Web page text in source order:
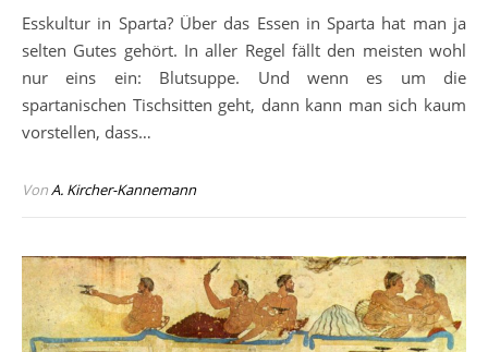
Esskultur in Sparta? Über das Essen in Sparta hat man ja
selten Gutes gehört. In aller Regel fällt den meisten wohl
nur eins ein: Blutsuppe. Und wenn es um die
spartanischen Tischsitten geht, dann kann man sich kaum
vorstellen, dass…
VonA. Kircher-Kannemann